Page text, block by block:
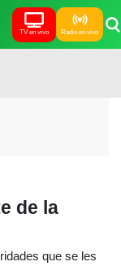
TV en vivo Radio en vivo
de la
que se les